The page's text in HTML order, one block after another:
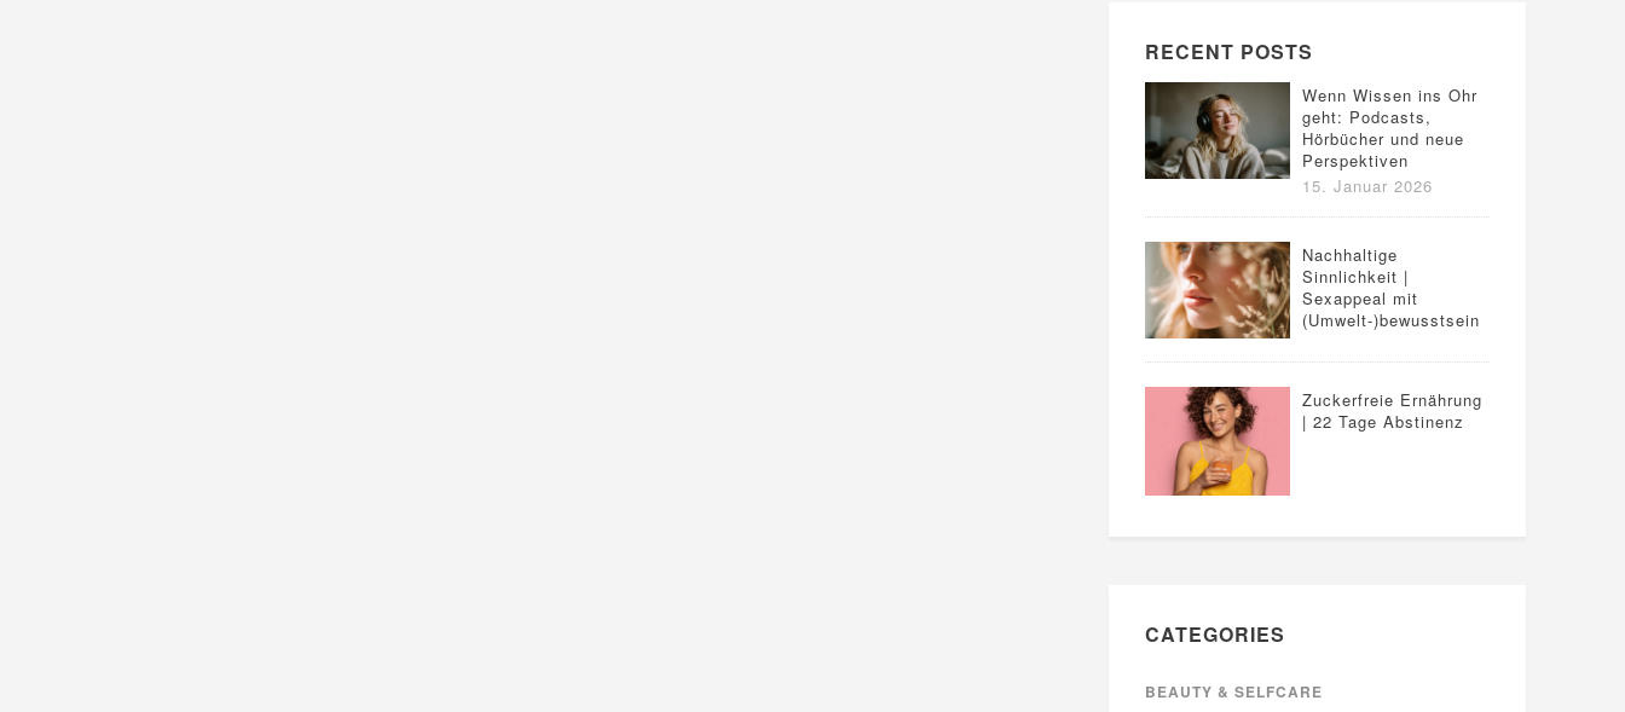
RECENT POSTS
Wenn Wissen ins Ohr
geht: Podcasts,
Hörbücher und neue
Perspektiven
15. Januar 2026
Nachhaltige
Sinnlichkeit |
Sexappeal mit
(Umwelt-)bewusstsein
Zuckerfreie Ernährung
| 22 Tage Abstinenz
CATEGORIES
BEAUTY & SELFCARE